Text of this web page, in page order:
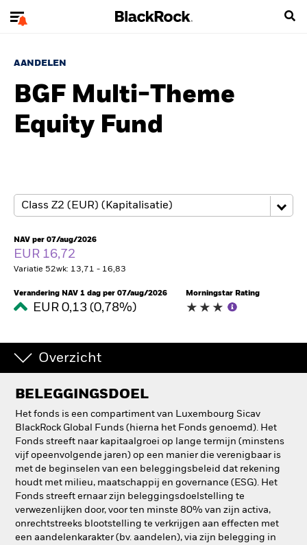
AANDELEN
BGF Multi-Theme
Equity Fund
NAV per 07/aug/2026
EUR 16,72
Variatie 52wk: 13,71 - 16,83
Verandering NAV 1 dag per 07/aug/2026
EUR 0,13 (0,78%)
Morningstar Rating
Overzicht
BELEGGINGSDOEL
Het fonds is een compartiment van Luxembourg Sicav
BlackRock Global Funds (hierna het Fonds genoemd). Het
Fonds streeft naar kapitaalgroei op lange termijn (minstens
vijf opeenvolgende jaren) op een manier die verenigbaar is
met de beginselen van een beleggingsbeleid dat rekening
houdt met milieu, maatschappij en governance (ESG). Het
Fonds streeft ernaar zijn beleggingsdoelstelling te
verwezenlijken door, voor ten minste 80% van zijn activa,
onrechtstreeks blootstelling te verkrijgen aan effecten met
een aandelenkarakter (bv. aandelen), via zijn belegging in